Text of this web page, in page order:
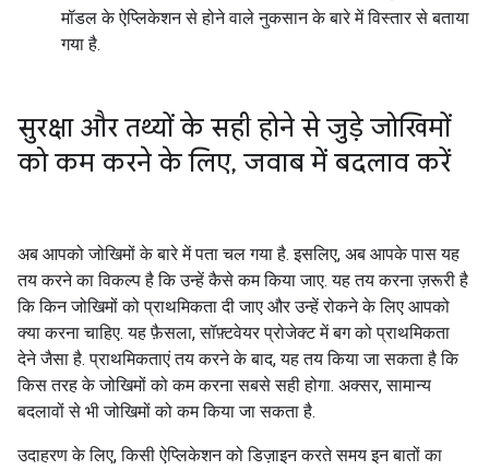
मॉडल के ऐप्लिकेशन से होने वाले नुकसान के बारे में विस्तार से बताया
गया है.
सुरक्षा और तथ्यों के सही होने से जुड़े जोखिमों
को कम करने के लिए, जवाब में बदलाव करें
अब आपको जोखिमों के बारे में पता चल गया है. इसलिए, अब आपके पास यह
तय करने का विकल्प है कि उन्हें कैसे कम किया जाए. यह तय करना ज़रूरी है
कि किन जोखिमों को प्राथमिकता दी जाए और उन्हें रोकने के लिए आपको
क्या करना चाहिए. यह फ़ैसला, सॉफ़्टवेयर प्रोजेक्ट में बग को प्राथमिकता
देने जैसा है. प्राथमिकताएं तय करने के बाद, यह तय किया जा सकता है कि
किस तरह के जोखिमों को कम करना सबसे सही होगा. अक्सर, सामान्य
बदलावों से भी जोखिमों को कम किया जा सकता है.
उदाहरण के लिए, किसी ऐप्लिकेशन को डिज़ाइन करते समय इन बातों का